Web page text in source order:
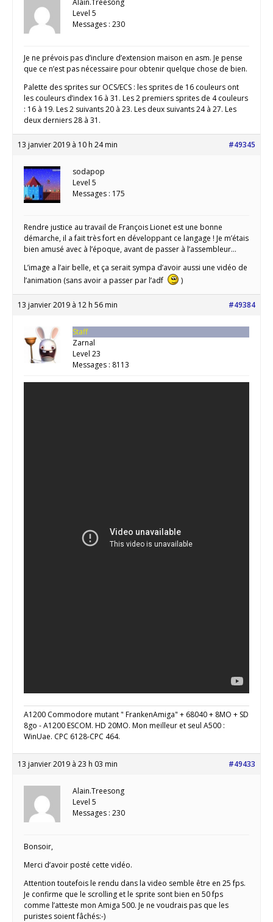
Alain.Treesong
Level 5
Messages : 230
Je ne prévois pas d’inclure d’extension maison en asm. Je pense
que ce n’est pas nécessaire pour obtenir quelque chose de bien.
Palette des sprites sur OCS/ECS : les sprites de 16 couleurs ont
les couleurs d’index 16 à 31. Les 2 premiers sprites de 4 couleurs
: 16 à 19. Les 2 suivants 20 à 23. Les deux suivants 24 à 27. Les
deux derniers 28 à 31.
13 janvier 2019 à 10 h 24 min #49345
sodapop
Level 5
Messages : 175
Rendre justice au travail de François Lionet est une bonne
démarche, il a fait très fort en développant ce langage ! Je m’étais
bien amusé avec à l’époque, avant de passer à l’assembleur…
L’image a l’air belle, et ça serait sympa d’avoir aussi une vidéo de
l’animation (sans avoir a passer par l’adf
)
13 janvier 2019 à 12 h 56 min #49384
Staff
Zarnal
Level 23
Messages : 8113
A1200 Commodore mutant " FrankenAmiga" + 68040 + 8MO + SD
8go - A1200 ESCOM. HD 20MO. Mon meilleur et seul A500 :
WinUae. CPC 6128-CPC 464.
13 janvier 2019 à 23 h 03 min #49433
Alain.Treesong
Level 5
Messages : 230
Bonsoir,
Merci d’avoir posté cette vidéo.
Attention toutefois le rendu dans la video semble être en 25 fps.
Je confirme que le scrolling et le sprite sont bien en 50 fps
comme l’atteste mon Amiga 500. Je ne voudrais pas que les
puristes soient fâchés:-)